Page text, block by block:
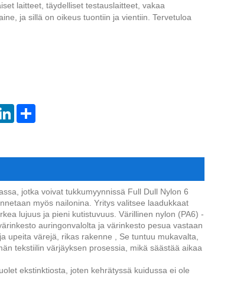
laitteet, täydelliset testauslaitteet, vakaa
ja sillä on oikeus tuontiin ja vientiin. Tervetuloa
LinkedIn
jotka voivat tukkumyynnissä Full Dull Nylon 6
myös nailonina. Yritys valitsee laadukkaat
lujuus ja pieni kutistuvuus. Värillinen nylon (PA6) -
auringonvalolta ja värinkesto pesua vastaan
upeita värejä, rikas rakenne , Se tuntuu mukavalta,
tekstiilin värjäyksen prosessia, mikä säästää aikaa
ekstinktiosta, joten kehrätyssä kuidussa ei ole